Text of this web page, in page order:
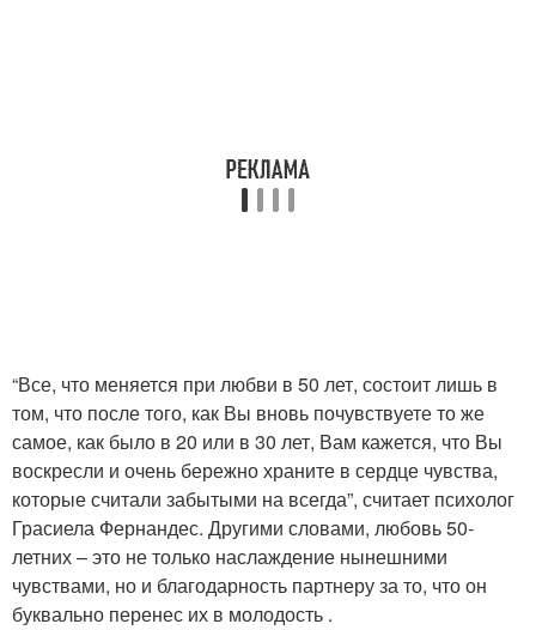
“Все, что меняется при любви в 50 лет, состоит лишь в
том, что после того, как Вы вновь почувствуете то же
самое, как было в 20 или в 30 лет, Вам кажется, что Вы
воскресли и очень бережно храните в сердце чувства,
которые считали забытыми на всегда”, считает психолог
Грасиела Фернандес. Другими словами, любовь 50-
летних – это не только наслаждение нынешними
чувствами, но и благодарность партнеру за то, что он
буквально перенес их в молодость .